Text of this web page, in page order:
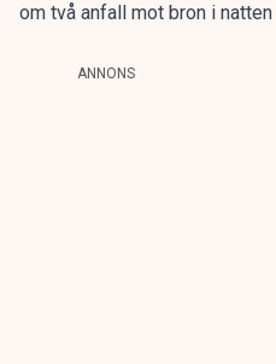
om två anfall mot bron i natten
ANNONS